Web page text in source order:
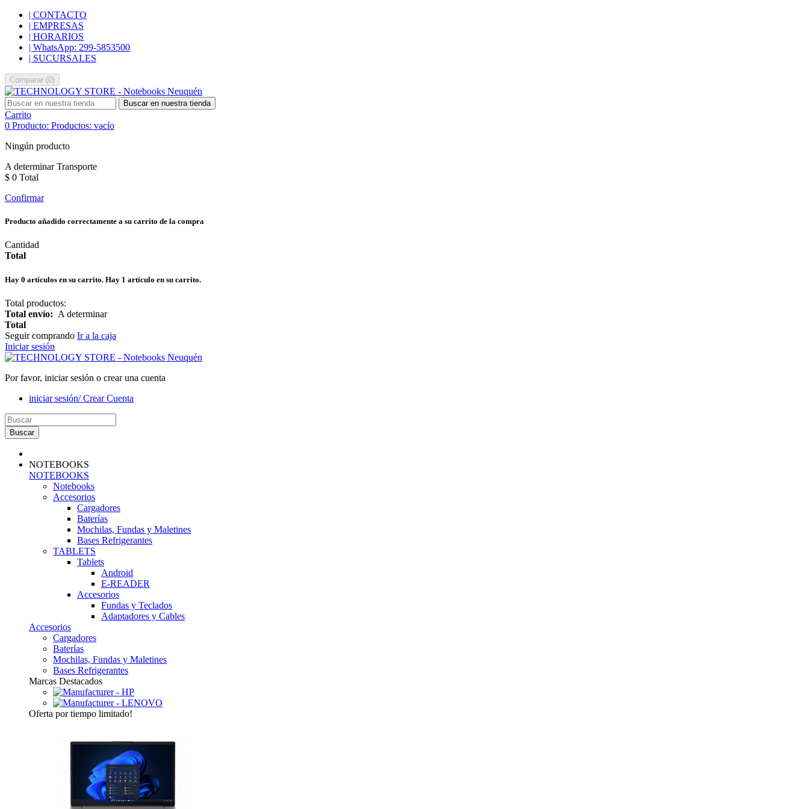
| CONTACTO
| EMPRESAS
| HORARIOS
| WhatsApp: 299-5853500
| SUCURSALES
Comparar (0)
Buscar en nuestra tienda
Carrito
0 Producto: Productos: vacío
Ningún producto
A determinarTransporte
$ 0 Total
Confirmar
Producto añadido correctamente a su carrito de la compra
Cantidad
Total
Hay 0 artículos en su carrito. Hay 1 artículo en su carrito.
Total productos:
Total envío: A determinar
Total
Seguir comprando Ir a la caja
Iniciar sesión
Por favor, iniciar sesión o crear una cuenta
iniciar sesión/ Crear Cuenta
Buscar
NOTEBOOKS
NOTEBOOKS
Notebooks
Accesorios
Cargadores
Baterías
Mochilas, Fundas y Maletines
Bases Refrigerantes
TABLETS
Tablets
Android
E-READER
Accesorios
Fundas y Teclados
Adaptadores y Cables
Accesorios
Cargadores
Baterías
Mochilas, Fundas y Maletines
Bases Refrigerantes
Marcas Destacados
Oferta por tiempo limitado!